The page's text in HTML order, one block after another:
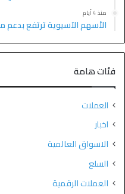
منذ 4 أيام
الأسهم الآسيوية ترتفع بدعم
فئات هامة
العملات
اخبار
الاسواق العالمية
السلع
العملات الرقمية